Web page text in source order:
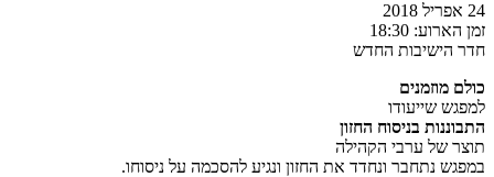
24 אפריל 2018
זמן הארוע:
חדר הישיבות החדש
כולם מוזמנים
למפגש שייעודו
התבוננות בניסוח החזון
תוצר של ערבי הקהילה
במפגש נתחבר ונחדד את החזון ונגיע להסכמה על ניסוחו.